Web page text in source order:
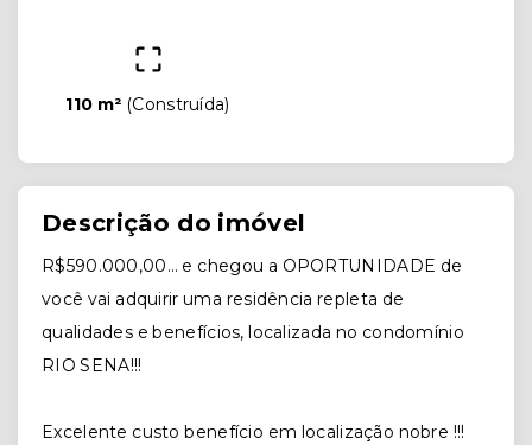
110 m² (Construída)
Descrição do imóvel
R$590.000,00… e chegou a OPORTUNIDADE de
você vai adquirir uma residência repleta de
qualidades e benefícios, localizada no condomínio
RIO SENA!!!
Excelente custo benefício em localização nobre !!!